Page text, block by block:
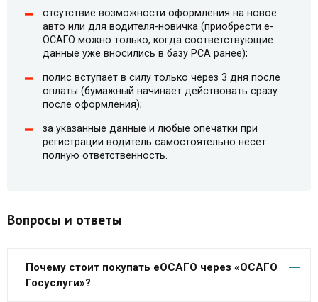
отсутствие возможности оформления на новое
авто или для водителя-новичка (приобрести e-
ОСАГО можно только, когда соответствующие
данные уже вносились в базу РСА ранее);
полис вступает в силу только через 3 дня после
оплаты (бумажный начинает действовать сразу
после оформления);
за указанные данные и любые опечатки при
регистрации водитель самостоятельно несет
полную ответственность.
Вопросы и ответы
Почему стоит покупать еОСАГО через «ОСАГО
Госуслуги»?